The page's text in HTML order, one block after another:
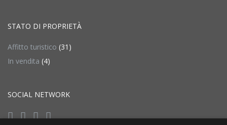
STATO DI PROPRIETÀ
Affitto turistico (31)
In vendita (4)
SOCIAL NETWORK